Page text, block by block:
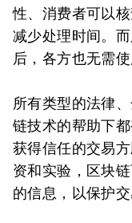
性、消费者可以
减少处理时间。
后，各方也无需使
所有类型的法律
链技术的帮助下
获得信任的交易
资和实验，区块
的信息，以保护交